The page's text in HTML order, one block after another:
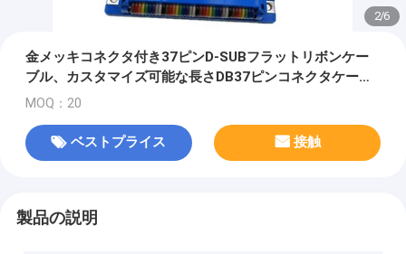
2/6
金メッキコネクタ付き37ピンD-SUBフラットリボンケー
ブル、カスタマイズ可能な長さDB37ピンコネクタケーブ
ルアセンブリ
MOQ：20
ベストプライス 接触
製品の説明